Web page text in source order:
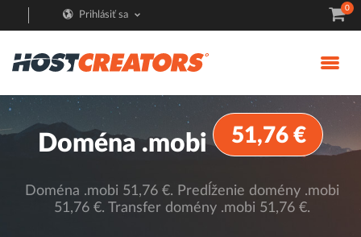
Prihlásiť sa
0
Doména .mobi 51,76 €
Doména .mobi 51,76 €. Predĺženie domény .mobi
51,76 €. Transfer domény .mobi 51,76 €.